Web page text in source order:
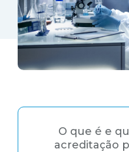
O que é e
acreditação